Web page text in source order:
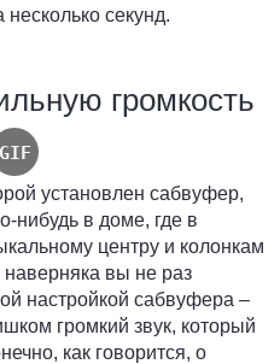
несколько секунд.
громкость
установлен сабвуфер,
нибудь в доме, где в
центру и колонкам
вы не раз
настройкой сабвуфера –
громкий звук, который
как говорится, о